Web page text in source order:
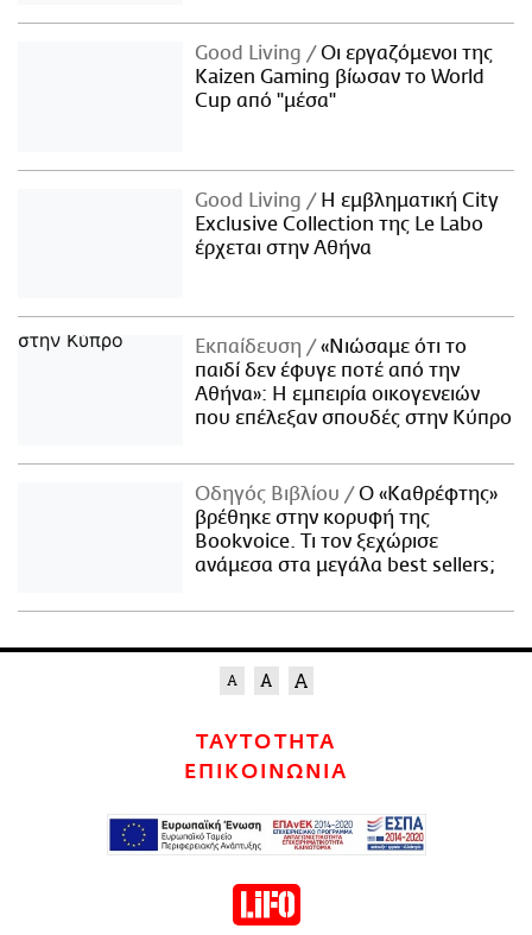
Good Living
Οι εργαζόμενοι της
Kaizen Gaming βίωσαν το World
Cup από "μέσα"
Good Living
Η εμβληματική City
Exclusive Collection της Le Labo
έρχεται στην Αθήνα
Εκπαίδευση
«Νιώσαμε ότι το
παιδί δεν έφυγε ποτέ από την
Αθήνα»: Η εμπειρία οικογενειών
που επέλεξαν σπουδές στην Κύπρο
Οδηγός Βιβλίου
Ο «Καθρέφτης»
βρέθηκε στην κορυφή της
Bookvoice. Τι τον ξεχώρισε
ανάμεσα στα μεγάλα best sellers;
ΤΑΥΤΟΤΗΤΑ
ΕΠΙΚΟΙΝΩΝΙΑ